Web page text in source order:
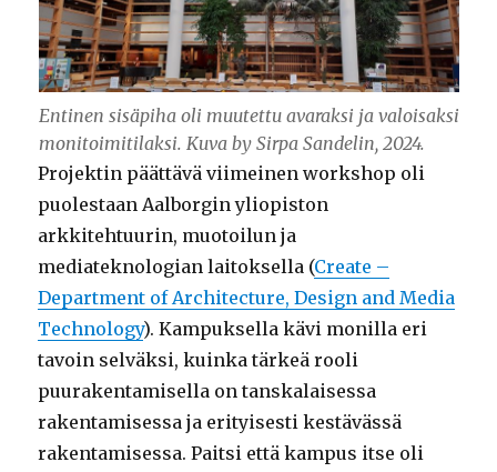
Entinen sisäpiha oli muutettu avaraksi ja valoisaksi
monitoimitilaksi. Kuva by Sirpa Sandelin, 2024.
Projektin päättävä viimeinen workshop oli
puolestaan Aalborgin yliopiston
arkkitehtuurin, muotoilun ja
mediateknologian laitoksella (Create –
Department of Architecture, Design and Media
Technology). Kampuksella kävi monilla eri
tavoin selväksi, kuinka tärkeä rooli
puurakentamisella on tanskalaisessa
rakentamisessa ja erityisesti kestävässä
rakentamisessa. Paitsi että kampus itse oli